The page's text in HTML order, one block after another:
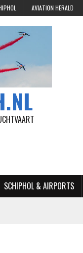
AVIATION HERALD
SCHIPHOL & AIRPORTS